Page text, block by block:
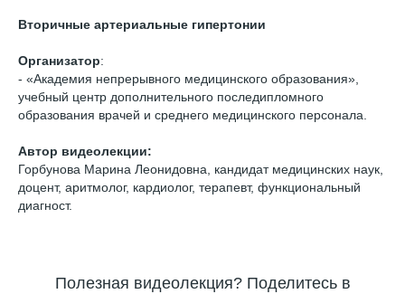
Вторичные артериальные гипертонии
Организатор:
- «Академия непрерывного медицинского образования»,
учебный центр дополнительного последипломного
образования врачей и среднего медицинского персонала.
Автор видеолекции:
Горбунова Марина Леонидовна, кандидат медицинских наук,
доцент, аритмолог, кардиолог, терапевт, функциональный
диагност.
Полезная видеолекция? Поделитесь в